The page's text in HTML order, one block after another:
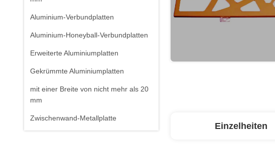
Aluminium-Verbundplatten
Aluminium-Honeyball-Verbundplatten
Erweiterte Aluminiumplatten
Gekrümmte Aluminiumplatten
mit einer Breite von nicht mehr als 20
mm
Zwischenwand-Metallplatte
Einzelheiten